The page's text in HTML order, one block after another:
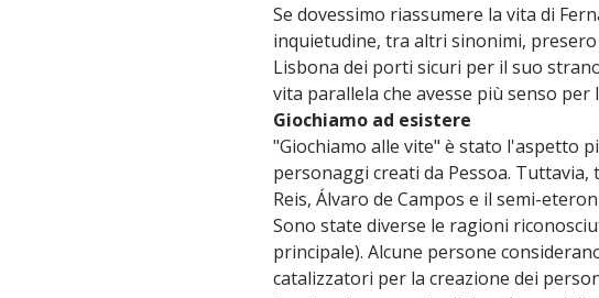
Se dovessimo riassumere la vita di
inquietudine, tra altri sinonimi,
Lisbona dei porti sicuri per il suo
vita parallela che avesse più senso per
Giochiamo ad esistere
"Giochiamo alle vite" è stato l'aspetto
personaggi creati da Pessoa.
Reis, Álvaro de Campos e il semi-
Sono state diverse le ragioni
principale). Alcune persone
catalizzatori per la creazione dei